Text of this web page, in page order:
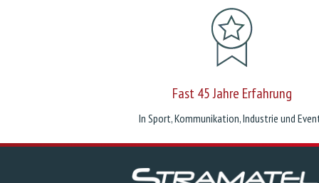
Fast 45 Jahre Erfahrung
In Sport, Kommunikation, Industrie und